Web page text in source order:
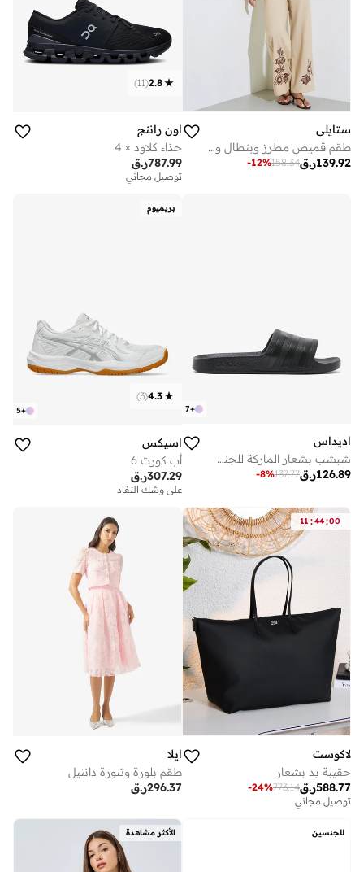
ستايلي
طقم قميص مطرز وبنطال واسع الساق
ر.ق139.92
158.34
-12%
2.8
(
11
)
اون راننج
حذاء كلاود × 4
ر.ق787.99
توصيل مجاني
+
7
اديداس
شبشب بشعار الماركة للجنسين
ر.ق126.89
137.77
-8%
بريميوم
+
5
4.3
(
3
)
اسيكس
أب كورت 6
ر.ق307.29
على وشك النفاد
11 :44:00
لاكوست
حقيبة يد بشعار
ر.ق588.77
773.14
-24%
توصيل مجاني
ايلا
طقم بلوزة وتنورة دانتيل
ر.ق296.37
للجنسين الأكثر مشاهدة